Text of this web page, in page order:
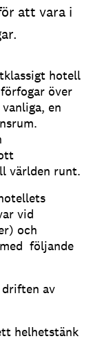
att vara i
hotell
över
en
världen runt.
vid
och
följande
driften av
helhetstänk